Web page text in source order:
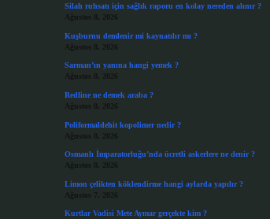
Silah ruhsatı için sağlık raporu en kolay nereden alınır ?
Ağustos 8, 2026
Kuşburnu demlenir mi kaynatılır mı ?
Ağustos 8, 2026
Sarman’ın yanına hangi yemek ?
Ağustos 8, 2026
Redline ne demek araba ?
Ağustos 8, 2026
Poliformaldehit kopolimer nedir ?
Ağustos 8, 2026
Osmanlı İmparatorluğu’nda ücretli askerlere ne denir ?
Ağustos 8, 2026
Limon çelikten köklendirme hangi aylarda yapılır ?
Ağustos 7, 2026
Kurtlar Vadisi Mete Aymar gerçekte kim ?